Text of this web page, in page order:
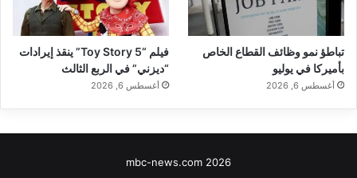
تباطؤ نمو وظائف القطاع الخاص
بأميركا في يوليو
أغسطس 6, 2026
فيلم “Toy Story 5” ينقذ إيرادات
“ديزني” في الربع الثالث
أغسطس 6, 2026
mbc-news.com 2026